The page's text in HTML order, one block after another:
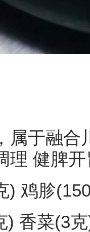
属于融合
理 健脾
) 鸡胗
) 香菜(3